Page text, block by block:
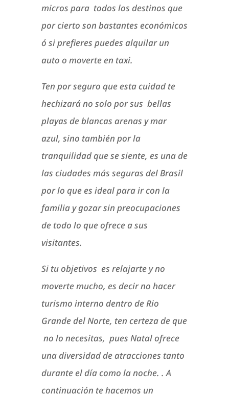
micros para todos los destinos que
por cierto son bastantes económicos
ó si prefieres puedes alquilar un
auto o moverte en taxi.
Ten por seguro que esta cuidad te
hechizará no solo por sus bellas
playas de blancas arenas y mar
azul, sino también por la
tranquilidad que se siente, es una de
las ciudades más seguras del Brasil
por lo que es ideal para ir con la
familia y gozar sin preocupaciones
de todo lo que ofrece a sus
visitantes.
Si tu objetivos es relajarte y no
moverte mucho, es decir no hacer
turismo interno dentro de Rio
Grande del Norte, ten certeza de que
no lo necesitas, pues Natal ofrece
una diversidad de atracciones tanto
durante el día como la noche. . A
continuación te hacemos un